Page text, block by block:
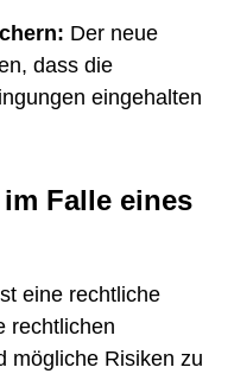
Der neue
dass die
eingehalten
Falle eines
eine rechtliche
rechtlichen
mögliche Risiken zu